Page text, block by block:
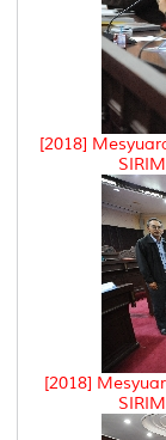
[2018]
[2018]